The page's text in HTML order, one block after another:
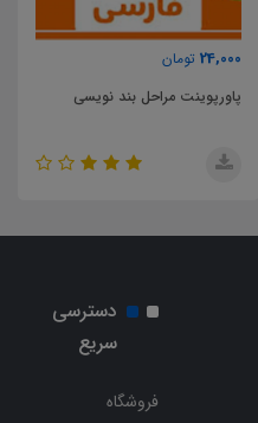
36,000
فرم ج کارورزی دانشگاه فرهنگیان
دسترسی
سریع
فروشگاه